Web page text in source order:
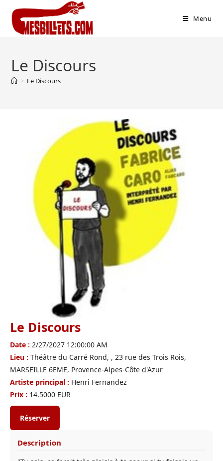
Menu
Le Discours
> Le Discours
Le Discours
Date : 2/27/2027 12:00:00 AM
Lieu : Théâtre du Carré Rond, , 23 rue des Trois Rois,
MARSEILLE 6EME, Provence-Alpes-Côte d'Azur
Artiste principal : Henri Fernandez
Prix : 14.5000 EUR
Réserver
Description